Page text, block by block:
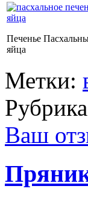
Печенье
яйца
Метки:
Ваш